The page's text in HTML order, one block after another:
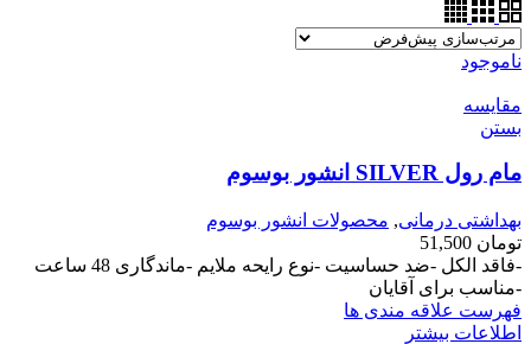
ناموجود
مقایسه
بستن
مام رول SILVER انشور بوسوم
بهداشتی درمانی, محصولات انشور بوسوم
تومان
-فاقد الکل -ضد حساسیت -نوع رایحه ملایم -ماندگاری 48 ساعت
-مناسب برای آقایان
فهرست علاقه مندی ها
اطلاعات بیشتر